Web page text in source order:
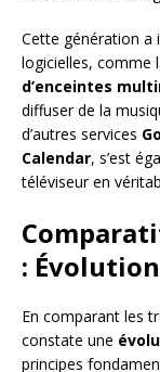
Cette génération a
logicielles, comme
d’enceintes
diffuser de la
d’autres services
Calendar, s’est
téléviseur en
:
En comparant les
constate une
principes